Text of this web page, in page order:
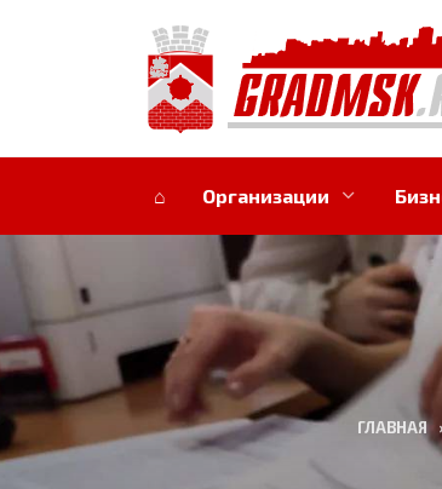
⌂ Организации
ГЛАВНАЯ